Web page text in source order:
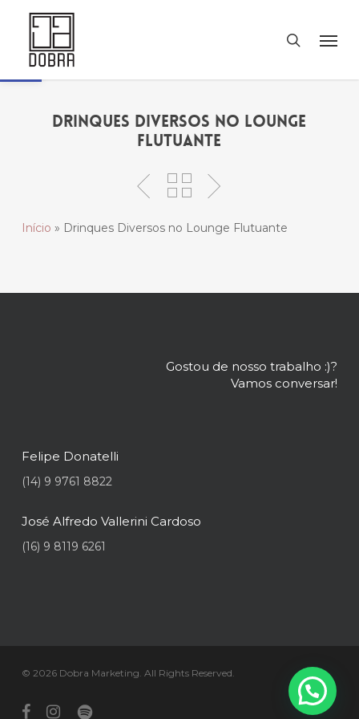
Abrir a barra de ferramentas search
Drinques Diversos no Lounge
Flutuante
Início » Drinques Diversos no Lounge Flutuante
Gostou de nosso trabalho :)?
Vamos conversar!
Felipe Donatelli
(14) 9 9761 8822
José Alfredo Vallerini Cardoso
(16) 9 8119 6261
© 2026 Dobra Marketing. All Rights Reserved.
facebookinstagram
spotify